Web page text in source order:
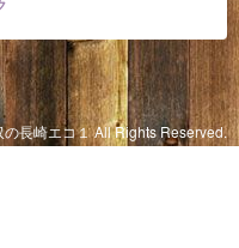
長崎エコ１ All Rights Reserved.